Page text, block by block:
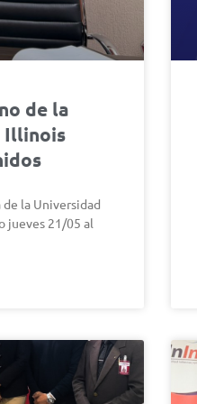
de la
Illinois
la Universidad
jueves 21/05 al